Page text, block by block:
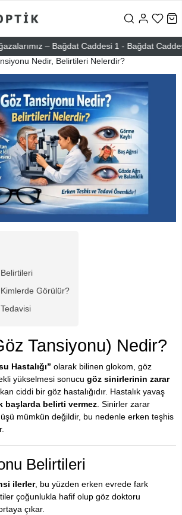
– Bağdat Caddesi 1 - Bağdat
Nedir, Belirtileri Nelerdir?
Görülür?
Tansiyonu) Nedir?
Hastalığı” olarak bilinen glokom, göz
yükselmesi sonucu göz sinirlerinin zarar
ciddi bir göz hastalığıdır. Hastalık yavaş
başlarda belirti vermez. Sinirler zarar
mümkün değildir, bu nedenle erken teşhis
Belirtileri
ilerler, bu yüzden erken evrede fark
çoğunlukla hafif olup göz doktoru
çıkar.